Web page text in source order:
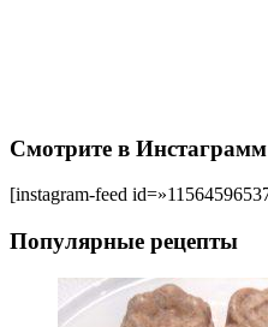
Смотрите в Инстаграмм
[instagram-feed
Популярные рецепты